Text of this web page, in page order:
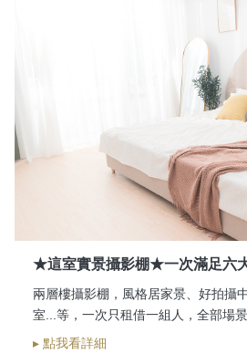
★這室實景攝影棚★一次滿足六
兩層樓攝影棚，風格居家景、好拍攝
室...等，一次只租借一組人，全部場景
▸ 點我看詳細